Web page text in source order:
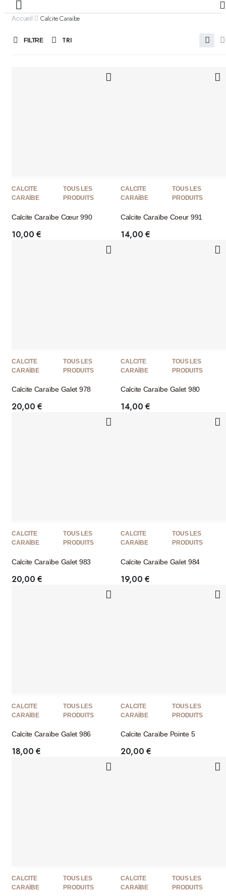
Accueil Calcite Caraïbe
FILTRE TRI
CALCITE
CARAÏBE
TOUS LES
PRODUITS
Calcite Caraïbe Cœur 990
10,00€
CALCITE
CARAÏBE
TOUS LES
PRODUITS
Calcite Caraïbe Coeur 991
14,00€
CALCITE
CARAÏBE
TOUS LES
PRODUITS
Calcite Caraïbe Galet 978
20,00€
CALCITE
CARAÏBE
TOUS LES
PRODUITS
Calcite Caraïbe Galet 980
14,00€
CALCITE
CARAÏBE
TOUS LES
PRODUITS
Calcite Caraïbe Galet 983
20,00€
CALCITE
CARAÏBE
TOUS LES
PRODUITS
Calcite Caraïbe Galet 984
19,00€
CALCITE
CARAÏBE
TOUS LES
PRODUITS
Calcite Caraïbe Galet 986
18,00€
CALCITE
CARAÏBE
TOUS LES
PRODUITS
Calcite Caraïbe Pointe 5
20,00€
CALCITE
CARAÏBE
TOUS LES
PRODUITS
CALCITE
CARAÏBE
TOUS LES
PRODUITS